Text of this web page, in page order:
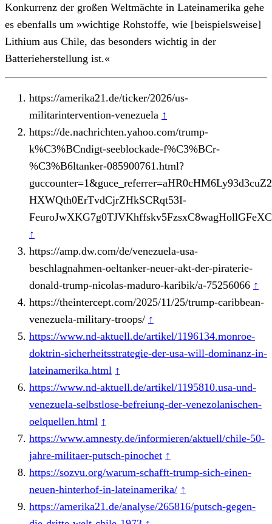
Konkurrenz der großen Weltmächte in Lateinamerika gehe
es ebenfalls um »wichtige Rohstoffe, wie [beispielsweise]
Lithium aus Chile, das besonders wichtig in der
Batterieherstellung ist.«
https://amerika21.de/ticker/2026/us-
militarintervention-venezuela ↑
https://de.nachrichten.yahoo.com/trump-
k%C3%BCndigt-seeblockade-f%C3%BCr-
%C3%B6ltanker-085900761.html?
HXWQth0ErTvdCjrZHkSCRqt53I-
↑
https://amp.dw.com/de/venezuela-usa-
beschlagnahmen-oeltanker-neuer-akt-der-piraterie-
donald-trump-nicolas-maduro-karibik/a-75256066 ↑
https://theintercept.com/2025/11/25/trump-caribbean-
venezuela-military-troops/ ↑
https://www.nd-aktuell.de/artikel/1196134.monroe-
doktrin-sicherheitsstrategie-der-usa-will-dominanz-in-
lateinamerika.html ↑
https://www.nd-aktuell.de/artikel/1195810.usa-und-
venezuela-selbstlose-befreiung-der-venezolanischen-
oelquellen.html ↑
https://www.amnesty.de/informieren/aktuell/chile-50-
jahre-militaer-putsch-pinochet ↑
https://sozvu.org/warum-schafft-trump-sich-einen-
neuen-hinterhof-in-lateinamerika/ ↑
https://amerika21.de/analyse/265816/putsch-gegen-